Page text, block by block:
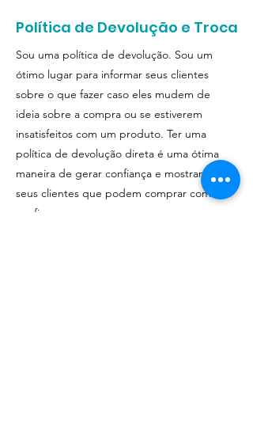
Política de Devolução e Troca
Sou uma política de devolução. Sou um
ótimo lugar para informar seus clientes
sobre o que fazer caso eles mudem de
ideia sobre a compra ou se estiverem
insatisfeitos com um produto. Ter uma
política de devolução direta é uma ótima
maneira de gerar confiança e mostrar aos
seus clientes que podem comprar com
confiança.